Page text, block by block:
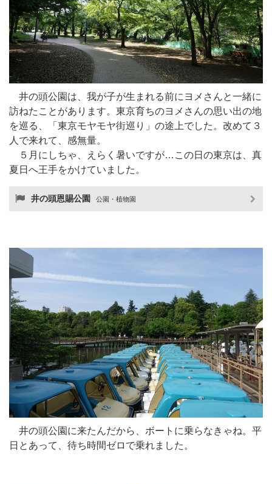
井の頭公園は、我が子が生まれる前にヨメさんと一緒に
訪ねたことがあります。東京育ちのヨメさんの思い出の地
を巡る、「東京モヤモヤ街巡り」の途上でした。改めて３
人で来れて、感無量。
５月にしちゃ、えらく暑いですが…この日の東京は、真
夏日へ王手をかけていました。
井の頭恩賜公園 公園・植物園
井の頭公園に来たんだから、ボートに乗らなきゃね。平
日とあって、待ち時間ゼロで乗れました。